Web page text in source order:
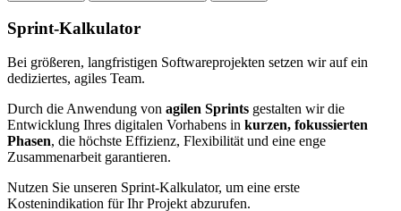
Sprint-Kalkulator
Bei größeren, langfristigen Softwareprojekten setzen wir auf ein
dediziertes, agiles Team.
Durch die Anwendung von agilen Sprints gestalten wir die
Entwicklung Ihres digitalen Vorhabens in kurzen, fokussierten
Phasen, die höchste Effizienz, Flexibilität und eine enge
Zusammenarbeit garantieren.
Nutzen Sie unseren Sprint-Kalkulator, um eine erste
Kostenindikation für Ihr Projekt abzurufen.